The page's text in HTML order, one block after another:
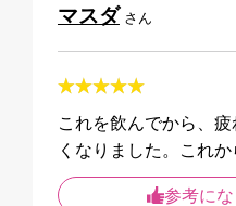
マスダ さん
これを飲んでから、
くなりました。これか
参考にな